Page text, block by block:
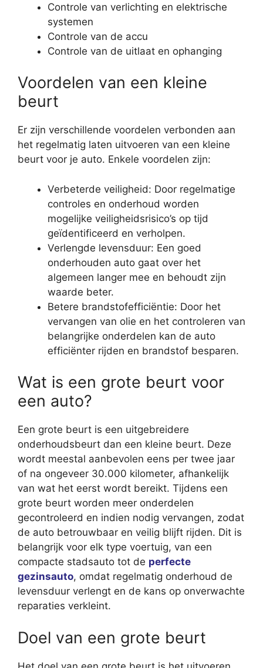
Controle van verlichting en elektrische
systemen
Controle van de accu
Controle van de uitlaat en ophanging
Voordelen van een kleine
beurt
Er zijn verschillende voordelen verbonden aan
het regelmatig laten uitvoeren van een kleine
beurt voor je auto. Enkele voordelen zijn:
Verbeterde veiligheid: Door regelmatige
controles en onderhoud worden
mogelijke veiligheidsrisico’s op tijd
geïdentificeerd en verholpen.
Verlengde levensduur: Een goed
onderhouden auto gaat over het
algemeen langer mee en behoudt zijn
waarde beter.
Betere brandstofefficiëntie: Door het
vervangen van olie en het controleren van
belangrijke onderdelen kan de auto
efficiënter rijden en brandstof besparen.
Wat is een grote beurt voor
een auto?
Een grote beurt is een uitgebreidere
onderhoudsbeurt dan een kleine beurt. Deze
wordt meestal aanbevolen eens per twee jaar
of na ongeveer 30.000 kilometer, afhankelijk
van wat het eerst wordt bereikt. Tijdens een
grote beurt worden meer onderdelen
gecontroleerd en indien nodig vervangen, zodat
de auto betrouwbaar en veilig blijft rijden. Dit is
belangrijk voor elk type voertuig, van een
compacte stadsauto tot de perfecte
gezinsauto, omdat regelmatig onderhoud de
levensduur verlengt en de kans op onverwachte
reparaties verkleint.
Doel van een grote beurt